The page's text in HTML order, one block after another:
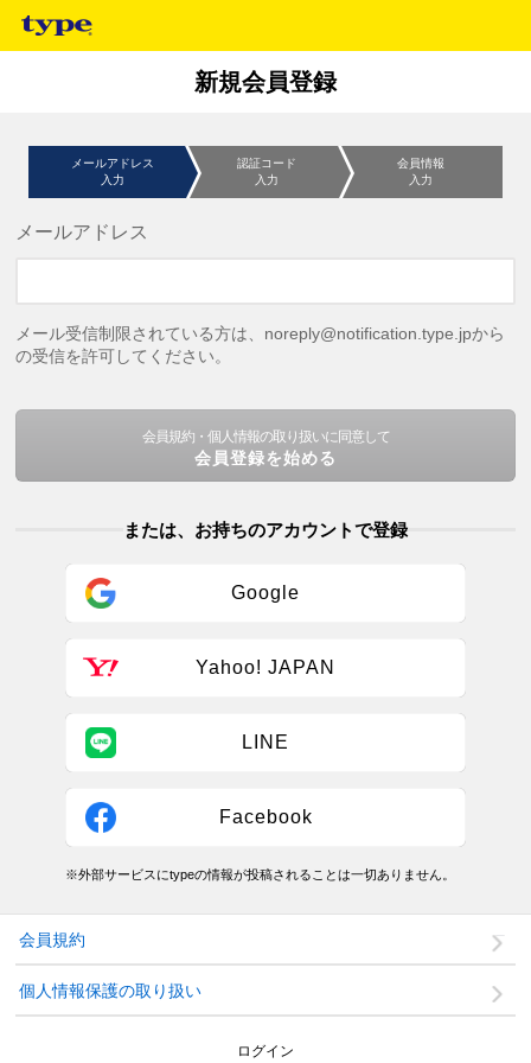
新規会員登録
メールアドレス
入力
認証コード
入力
会員情報
入力
メールアドレス
メール受信制限されている方は、noreply@notification.type.jpから
の受信を許可してください。
会員規約・個人情報の取り扱いに同意して
会員登録を始める
または、お持ちのアカウントで登録
Google
Yahoo! JAPAN
LINE
Facebook
※外部サービスにtypeの情報が投稿されることは一切ありません。
会員規約
個人情報保護の取り扱い
ログイン